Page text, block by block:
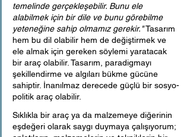
temelinde gerçekleşebilir. Bunu ele
alabilmek için bir dile ve bunu görebilme
yeteneğine sahip olmamız gerekir." Tasarım
hem bu dil olabilir hem de değiştirmek ve
ele almak için gereken söylemi yaratacak
bir araç olabilir. Tasarım, paradigmayı
şekillendirme ve algıları bükme gücüne
sahiptir. İnanılmaz derecede güçlü bir sosyo-
politik araç olabilir.
Sıklıkla bir araç ya da malzemeye diğerinin
eşdeğeri olarak saygı duymaya çalışıyorum;